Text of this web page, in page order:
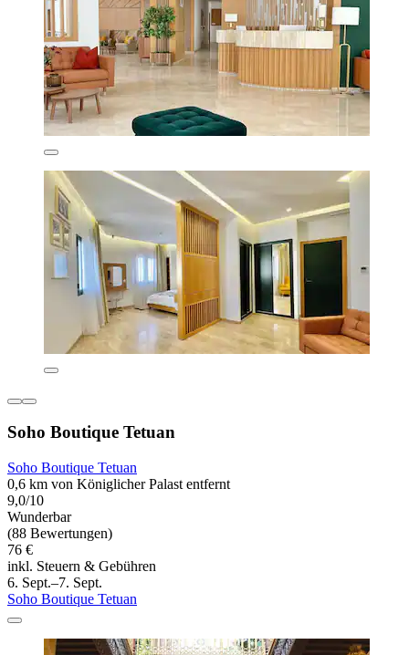
Soho Boutique Tetuan
Soho Boutique Tetuan
0,6 km von Königlicher Palast entfernt
9,0/10
Wunderbar
(88 Bewertungen)
76 €
inkl. Steuern & Gebühren
6. Sept.–7. Sept.
Soho Boutique Tetuan